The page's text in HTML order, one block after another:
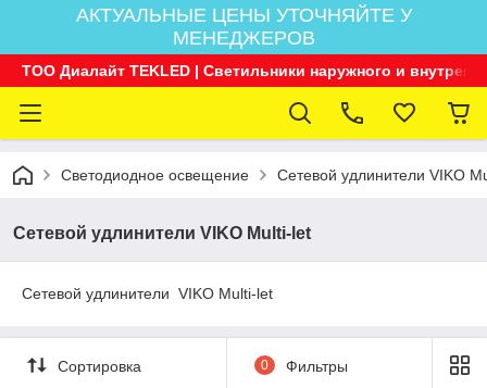
АКТУАЛЬНЫЕ ЦЕНЫ УТОЧНЯЙТЕ У
МЕНЕДЖЕРОВ
ТОО Диалайт TEKLED | Светильники наружного и
Светодиодное освещение Сетевой удлинители VIKO
Сетевой удлинители VIKO Multi-let
Сетевой удлинители VIKO Multi-let
Сортировка 0 Фильтры